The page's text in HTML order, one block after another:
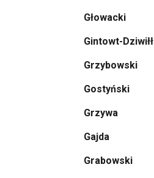
Głowacki
Gintowt-Dziwiłł
Grzybowski
Gostyński
Grzywa
Gajda
Grabowski